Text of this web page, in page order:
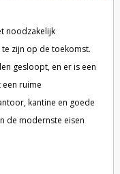
noodzakelijk
zijn op de toekomst.
gesloopt, en er is een
ruime
kantine en goede
de modernste eisen